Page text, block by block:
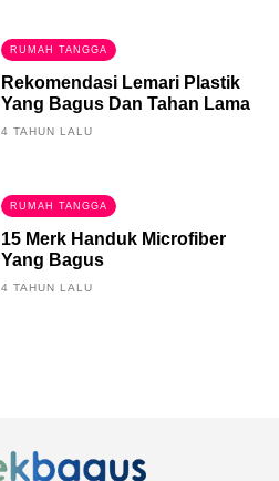
RUMAH TANGGA
Rekomendasi Lemari Plastik
Yang Bagus Dan Tahan Lama
4 TAHUN LALU
RUMAH TANGGA
15 Merk Handuk Microfiber
Yang Bagus
4 TAHUN LALU